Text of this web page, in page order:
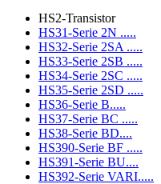
HS2-Transistor
HS31-Serie 2N .....
HS32-Serie 2SA .....
HS33-Serie 2SB .....
HS34-Serie 2SC .....
HS35-Serie 2SD .....
HS36-Serie B.....
HS37-Serie BC .....
HS38-Serie BD....
HS390-Serie BF .....
HS391-Serie BU....
HS392-Serie VARI.....